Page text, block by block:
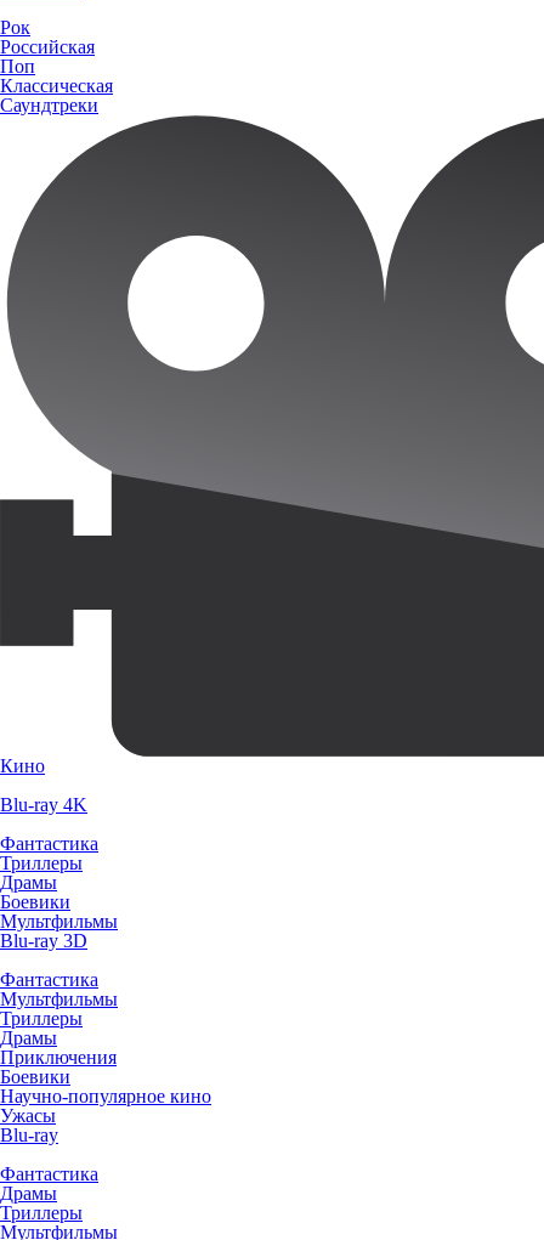
Рок
Российская
Поп
Классическая
Саундтреки
Кино
Blu-ray 4K
Фантастика
Триллеры
Драмы
Боевики
Мультфильмы
Blu-ray 3D
Фантастика
Мультфильмы
Триллеры
Драмы
Приключения
Боевики
Научно-популярное кино
Ужасы
Blu-ray
Фантастика
Драмы
Триллеры
Мультфильмы